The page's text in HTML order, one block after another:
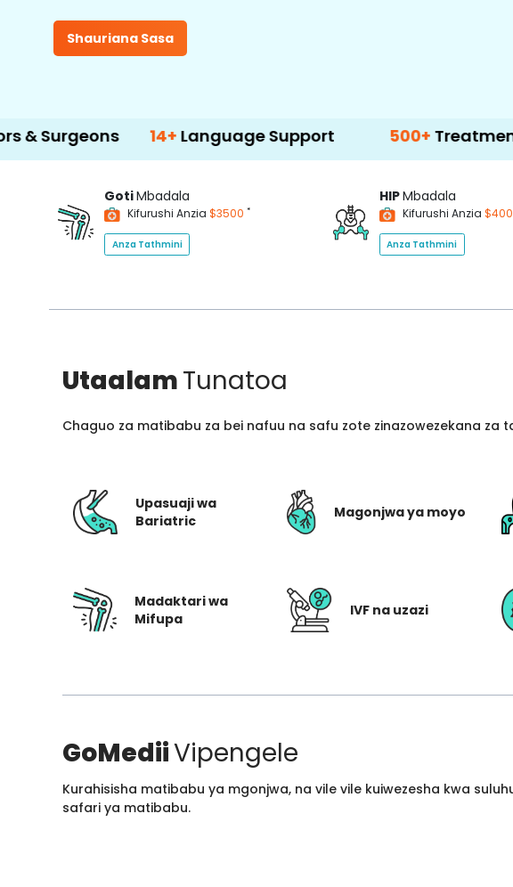
Shauriana Sasa
14+Language Support 500+ Treatment Options
GotiMbadala
Kifurushi Anzia $3500 *
Anza Tathmini
HIPMbadala
Kifurushi Anzia
Anza Tathmini
UtaalamTunatoa
Chaguo za matibabu za bei nafuu na safu zote zinazowezekana
Upasuaji wa
Bariatric
Magonjwa ya moyo
Madaktari wa
Mifupa
IVF na uzazi
GoMediiVipengele
Kurahisisha matibabu ya mgonjwa, na vile vile kuiwezesha kwa
safari ya matibabu.